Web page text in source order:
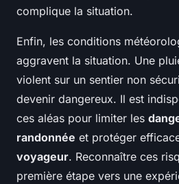
complique la situation.
Enfin, les conditions
aggravent la situation. Une
violent sur un sentier non
devenir dangereux. Il est
ces aléas pour limiter les
randonnée et protéger
voyageur. Reconnaître ces
première étape vers une